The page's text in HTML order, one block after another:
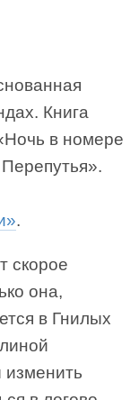
Книга
в номере
.
скорое
она,
в Гнилых
изменить